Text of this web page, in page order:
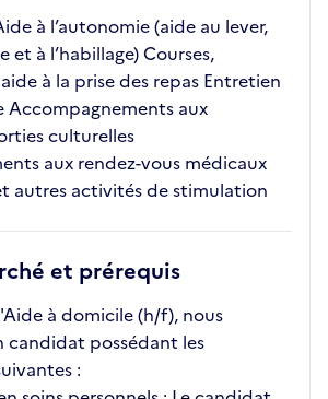
à l’autonomie (aide au lever,
et à l’habillage) Courses,
à la prise des repas Entretien
Accompagnements aux
culturelles
aux rendez-vous médicaux
autres activités de stimulation
et prérequis
à domicile (h/f), nous
candidat possédant les
: